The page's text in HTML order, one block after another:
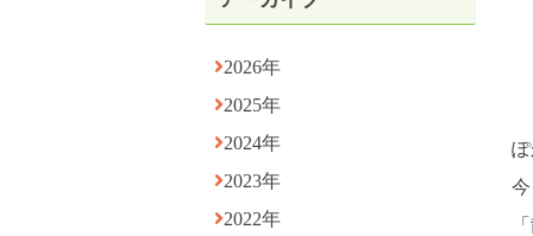
2026年
2025年
2024年
2023年
2022年